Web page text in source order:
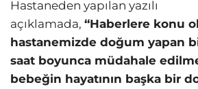
Hastaneden yapılan yazılı
açıklamada, “Haberlere konu
hastanemizde doğum yapan
saat boyunca müdahale
bebeğin hayatının başka bir